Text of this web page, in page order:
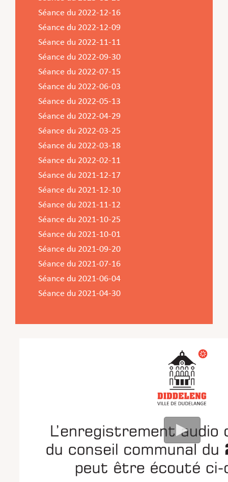
Séance du 2022-12-16
Séance du 2022-12-09
Séance du 2022-11-11
Séance du 2022-09-30
Séance du 2022-07-15
Séance du 2022-06-03
Séance du 2022-05-13
Séance du 2022-04-29
Séance du 2022-03-25
Séance du 2022-03-18
Séance du 2022-02-11
Séance du 2021-12-17
Séance du 2021-12-10
Séance du 2021-11-12
Séance du 2021-10-25
Séance du 2021-10-01
Séance du 2021-09-20
Séance du 2021-07-16
Séance du 2021-06-04
Séance du 2021-04-30